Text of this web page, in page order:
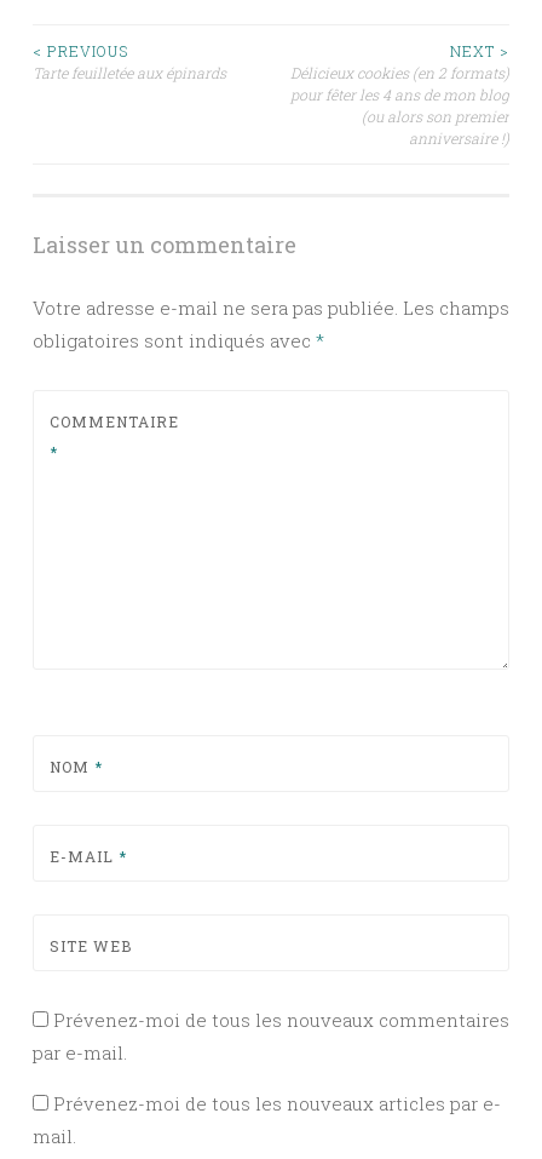
Navigation
< PREVIOUS
Tarte feuilletée aux épinards
NEXT >
Délicieux cookies (en 2 formats)
pour fêter les 4 ans de mon blog
(ou alors son premier
anniversaire !)
Laisser un commentaire
Votre adresse e-mail ne sera pas publiée. Les champs
obligatoires sont indiqués avec *
COMMENTAIRE
*
NOM *
E-MAIL *
SITE WEB
Prévenez-moi de tous les nouveaux commentaires
par e-mail.
Prévenez-moi de tous les nouveaux articles par e-
mail.